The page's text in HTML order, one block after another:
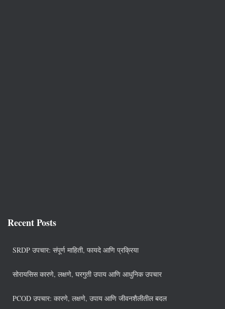
Recent Posts
SRDP उपचार: संपूर्ण माहिती, फायदे आणि प्रक्रिया
सोरायसिस कारणे, लक्षणे, घरगुती उपाय आणि आधुनिक उपचार
PCOD उपचार: कारणे, लक्षणे, उपाय आणि जीवनशैलीतील बदल